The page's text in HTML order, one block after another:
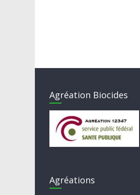
Agréation Biocides
Agréations